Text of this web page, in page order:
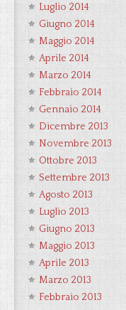
Luglio 2014
Giugno 2014
Maggio 2014
Aprile 2014
Marzo 2014
Febbraio 2014
Gennaio 2014
Dicembre 2013
Novembre 2013
Ottobre 2013
Settembre 2013
Agosto 2013
Luglio 2013
Giugno 2013
Maggio 2013
Aprile 2013
Marzo 2013
Febbraio 2013